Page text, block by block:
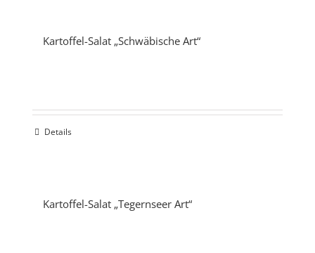
Kartoffel-Salat „Schwäbische Art“
Details
Kartoffel-Salat „Tegernseer Art“